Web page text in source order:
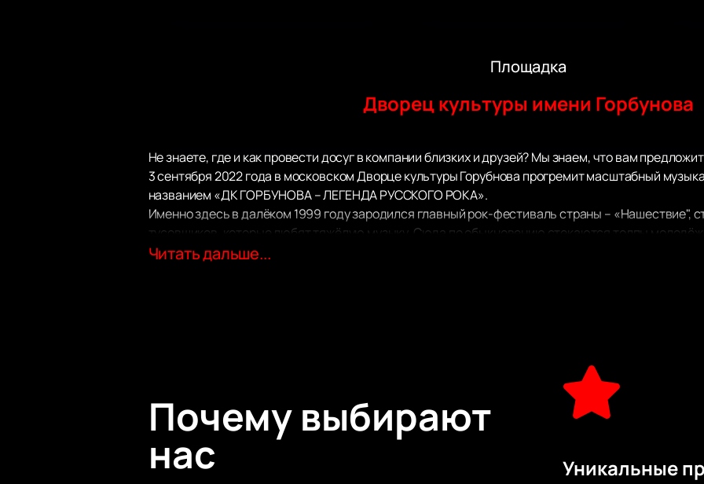
Площадка
Дворец культуры имени Горбунова
Не знаете, где и как провести досуг в компании близких и друзей? Мы знаем, что вам
3 сентября 2022 года в московском Дворце культуры Горубнова прогремит масштабный
названием «ДК ГОРБУНОВА – ЛЕГЕНДА РУССКОГО РОКА».
Именно здесь в далёком 1999 году зародился главный рок-фестиваль страны – «Нашествие",
тусовщиков, которые любят тяжёлую музыку. Сюда по обыкновению стекаются толпы
наслаждаясь любимыми хитами. Так вышло, что из-за пандемийных ограничений в прошлом
Читать дальше...
Почему выбирают
нас Уникальные